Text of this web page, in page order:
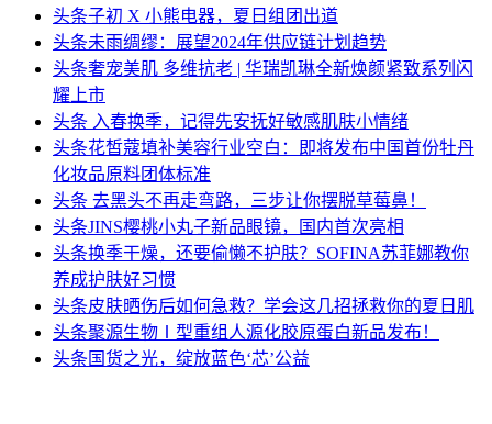
头条子初 X 小熊电器，夏日组团出道
头条未雨绸缪：展望2024年供应链计划趋势
头条奢宠美肌 多维抗老 | 华瑞凯琳全新焕颜紧致系列闪
耀上市
头条 入春换季，记得先安抚好敏感肌肤小情绪
头条花皙蔻填补美容行业空白：即将发布中国首份牡丹
化妆品原料团体标准
头条 去黑头不再走弯路，三步让你摆脱草莓鼻！
头条JINS樱桃小丸子新品眼镜，国内首次亮相
头条换季干燥，还要偷懒不护肤？SOFINA苏菲娜教你
养成护肤好习惯
头条皮肤晒伤后如何急救？学会这几招拯救你的夏日肌
头条聚源生物Ⅰ型重组人源化胶原蛋白新品发布！
头条 国货之光，绽放蓝色‘芯’公益